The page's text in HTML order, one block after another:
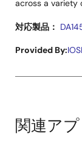
across a variety
対応製品：
Provided By:
関連ア